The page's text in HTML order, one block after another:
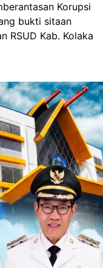
Korupsi
bukti sitaan
RSUD Kab. Kolaka